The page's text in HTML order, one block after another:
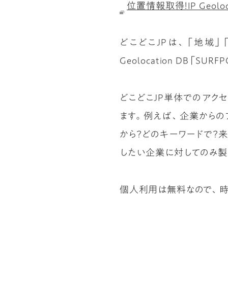
位置情報取得！IP
どこどこJPは、「地域
Geolocation DB「
どこどこJP単体でのアク
ます。例えば、企業から
から？どのキーワードで
したい企業に対してのみ
個人利用は無料なので、